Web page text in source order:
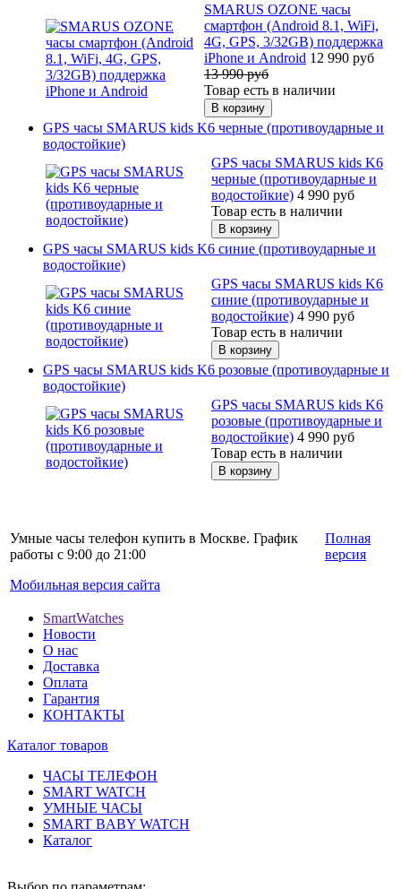
SMARUS OZONE часы
смартфон (Android 8.1, WiFi,
4G, GPS, 3/32GB) поддержка
iPhone и Android 12 990 руб
13 990руб
Товар есть в наличии
GPS часы SMARUS kids K6 черные (противоударные и
водостойкие)
GPS часы SMARUS kids K6
черные (противоударные и
водостойкие) 4 990 руб
Товар есть в наличии
GPS часы SMARUS kids K6 синие (противоударные и
водостойкие)
GPS часы SMARUS kids K6
синие (противоударные и
водостойкие) 4 990 руб
Товар есть в наличии
GPS часы SMARUS kids K6 розовые (противоударные и
водостойкие)
GPS часы SMARUS kids K6
розовые (противоударные и
водостойкие) 4 990 руб
Товар есть в наличии
Умные часы телефон купить в Москве. График
работы с 9:00 до 21:00
Мобильная версия сайта
Полная
версия
SmartWatches
Новости
О нас
Доставка
Оплата
Гарантия
КОНТАКТЫ
Каталог товаров
ЧАСЫ ТЕЛЕФОН
SMART WATCH
УМНЫЕ ЧАСЫ
SMART BABY WATCH
Каталог